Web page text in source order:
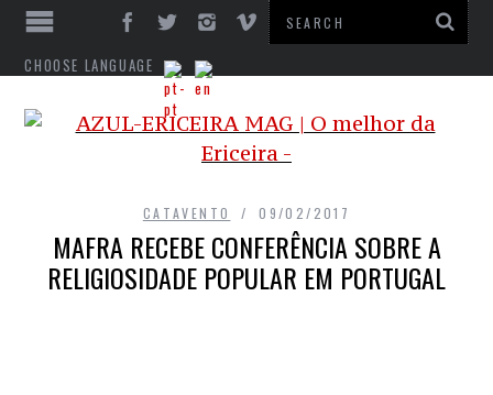
CHOOSE LANGUAGE
CATAVENTO 09/02/2017
MAFRA RECEBE CONFERÊNCIA SOBRE A
RELIGIOSIDADE POPULAR EM PORTUGAL